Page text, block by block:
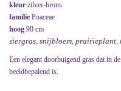
kleur zilver-brons
familie Poaceae
hoog 90 cm
siergras, snijbloem, prairieplant,
Een elegant doorbuigend gras dat in
beeldbepalend is.